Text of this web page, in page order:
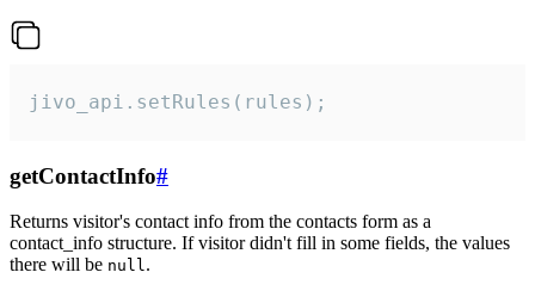
jivo_api.setRules(rules);
getContactInfo#
Returns visitor's contact info from the contacts form as a
contact_info structure. If visitor didn't fill in some fields, the values
there will be null.